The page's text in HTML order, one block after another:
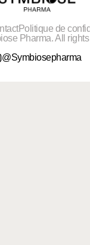
Politique de
Pharma. All
@Symbiosepharma